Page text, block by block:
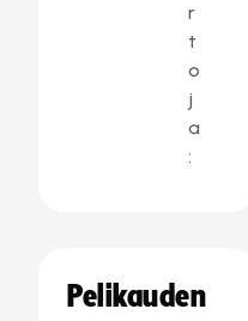
r
t
o
j
a
:
Pelikauden